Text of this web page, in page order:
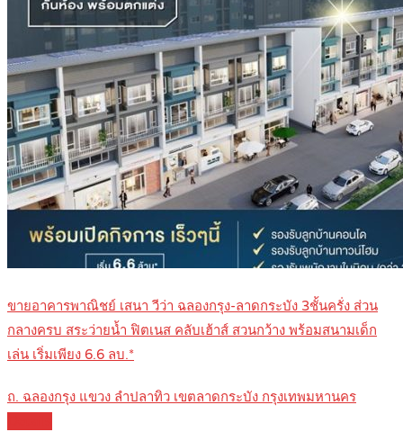
ขายอาคารพาณิชย์ เสนา วีว่า ฉลองกรุง-ลาดกระบัง 3ชั้นครั่ง ส่วน
กลางครบ สระว่ายน้ำ ฟิตเนส คลับเฮ้าส์ สวนกว้าง พร้อมสนามเด็ก
เล่น เริ่มเพียง 6.6 ลบ.*
ถ. ฉลองกรุง แขวง ลำปลาทิว เขตลาดกระบัง กรุงเทพมหานคร